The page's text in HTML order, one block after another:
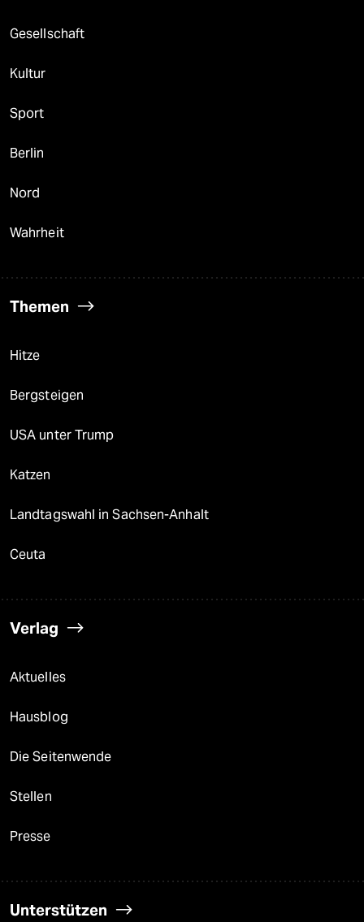
Gesellschaft
Kultur
Sport
Berlin
Nord
Wahrheit
Themen
Hitze
Bergsteigen
USA unter Trump
Katzen
Landtagswahl in Sachsen-Anhalt
Ceuta
Verlag
Aktuelles
Hausblog
Die Seitenwende
Stellen
Presse
Unterstützen